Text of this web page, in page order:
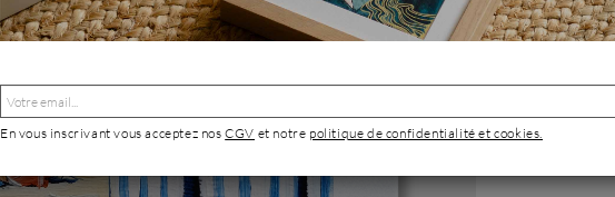
114 €
En vous inscrivant vous acceptez nosCGV et notre politique de confidentialité et cookies.